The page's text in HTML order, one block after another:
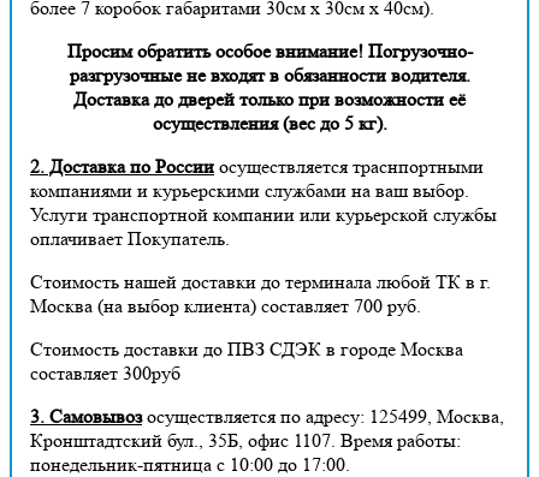
более 7 коробок габаритами 30см х 30см х 40см).
Просим обратить особое внимание! Погрузочно-
разгрузочные не входят в обязанности водителя.
Доставка до дверей только при возможности её
осуществления (вес до 5 кг).
2. Доставка по России осуществляется траснпортными
компаниями и курьерскими службами на ваш выбор.
Услуги транспортной компании или курьерской службы
оплачивает Покупатель.
Стоимость нашей доставки до терминала любой ТК в г.
Москва (на выбор клиента) составляет 700 руб.
Стоимость доставки до ПВЗ СДЭК в городе Москва
составляет 300руб
3. Самовывозосуществляется по адресу: 125499, Москва,
Кронштадтский бул., 35Б, офис 1107. Время работы:
понедельник-пятница с 10:00 до 17:00.